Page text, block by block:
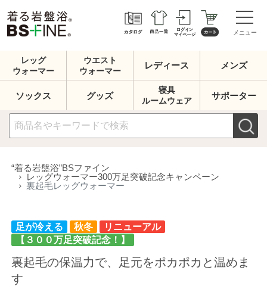
メニュー
レッグ
ウォーマー
ウエスト
ウォーマー
レディース メンズ
ソックス グッズ
寝具
ルームウェア
サポーター
“着る岩盤浴”BSファイン
レッグウォーマー300万足突破記念キャンペーン
裏起毛レッグウォーマー
足が冷える
【３００万足突破記念！】
裏起毛の保温力で、足元をポカポカと温めま
す